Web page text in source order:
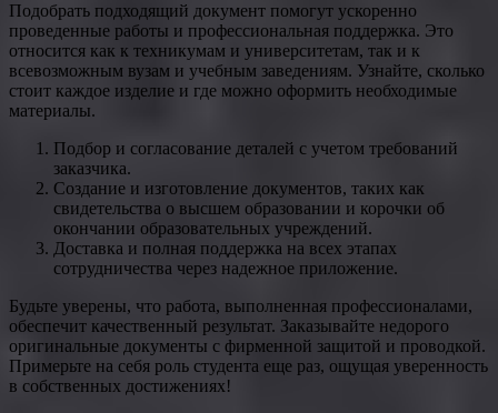
Подобрать подходящий документ помогут ускоренно
проведенные работы и профессиональная поддержка. Это
относится как к техникумам и университетам, так и к
всевозможным вузам и учебным заведениям. Узнайте, сколько
стоит каждое изделие и где можно оформить необходимые
материалы.
Подбор и согласование деталей с учетом требований
заказчика.
Создание и изготовление документов, таких как
свидетельства о высшем образовании и корочки об
окончании образовательных учреждений.
Доставка и полная поддержка на всех этапах
сотрудничества через надежное приложение.
Будьте уверены, что работа, выполненная профессионалами,
обеспечит качественный результат. Заказывайте недорого
оригинальные документы с фирменной защитой и проводкой.
Примерьте на себя роль студента еще раз, ощущая уверенность
в собственных достижениях!